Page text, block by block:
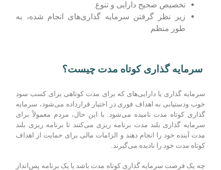
تخصیص صحیح دارایی و تنوع
زیر نظر گرفتن سرمایه گذاری‌های انجام شده، به
طور منظم
سرمایه‌ گذاری کوتاه‌ مدت چیست؟
سرمایه ‌گذاری یا دارایی‌های که برای مدت کوتاهی برای کسب سود
خوب ودستیابی به اهداف فوری در اختیار قرارداده می‌شود، سرمایه‌
گذاری کوتاه‌ مدت نامیده می‌‌شود. با این حال، مردم معمولاً برای
سرمایه‌ گذاری بلند مدت برنامه ریزی می‌کنند تا برنامه ‌ریزی بلند
مدت آینده خود را انجام دهند و الزامات مالی برای حمایت از اهداف
کوتاه ‌مدت خود را نادیده می‌گیرند.
چه یک فرصت سرمایه‌ گذاری کوتاه‌ مدت باشد یا یک برنامه پس‌انداز